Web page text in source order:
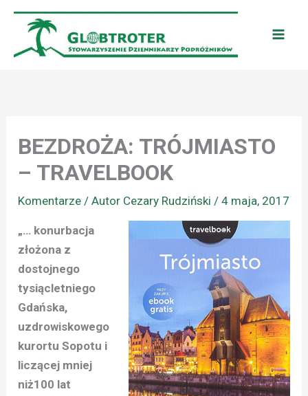
Przejdź
treści
BEZDROŻA: TRÓJMIASTO
– TRAVELBOOK
Komentarze / Autor Cezary Rudziński/4 maja, 2017
„… konurbacja
złożona z
dostojnego
tysiącletniego
Gdańska,
uzdrowiskowego
kurortu Sopotu i
liczącej mniej
niż100 lat